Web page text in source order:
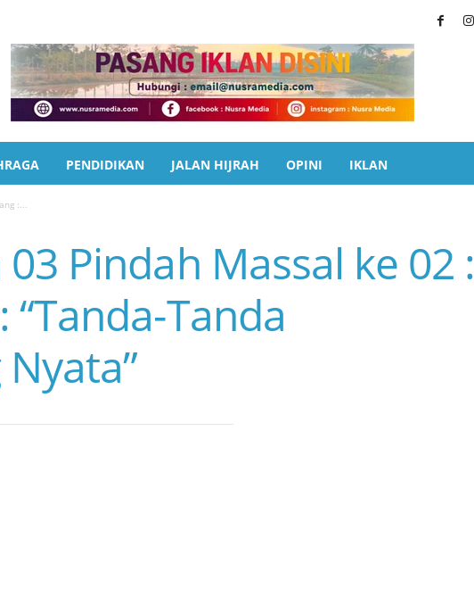
PENDIDIKAN JALAN HIJRAH OPINI IKLAN
:...
Pindah Massal ke 02 :
Tanda